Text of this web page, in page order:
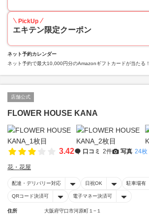
PickUp
エキテン限定クーポン
ネット予約カレンダー
ネット予約で最大10,000円分のAmazonギフトカードが当たる！
店舗公式
FLOWER HOUSE KANA
3.42 口コミ 2件 写真 24枚
花・花屋
配達・デリバリー対応 日祝OK 駐車場有
QRコード決済可 電子マネー決済可
住所
大阪府守口市河原町１−１